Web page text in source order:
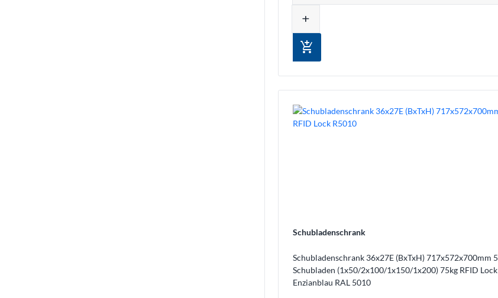
add
add_shopping_cart
Schubladenschrank
Schubladenschrank 36x27E (BxTxH) 717x572x700mm 5
Schubladen (1x50/2x100/1x150/1x200) 75kg RFID Lock
Enzianblau RAL 5010